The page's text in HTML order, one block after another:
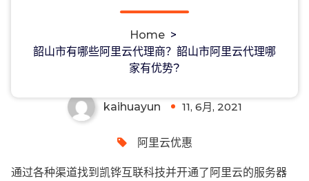
Home >
韶山市有哪些阿里云代理商？韶山市阿里云代理哪
家有优势?
里云代理哪家有优势?
kaihuayun 11, 6月, 2021
阿里云优惠
通过各种渠道找到凯铧互联科技并开通了阿里云的服务器